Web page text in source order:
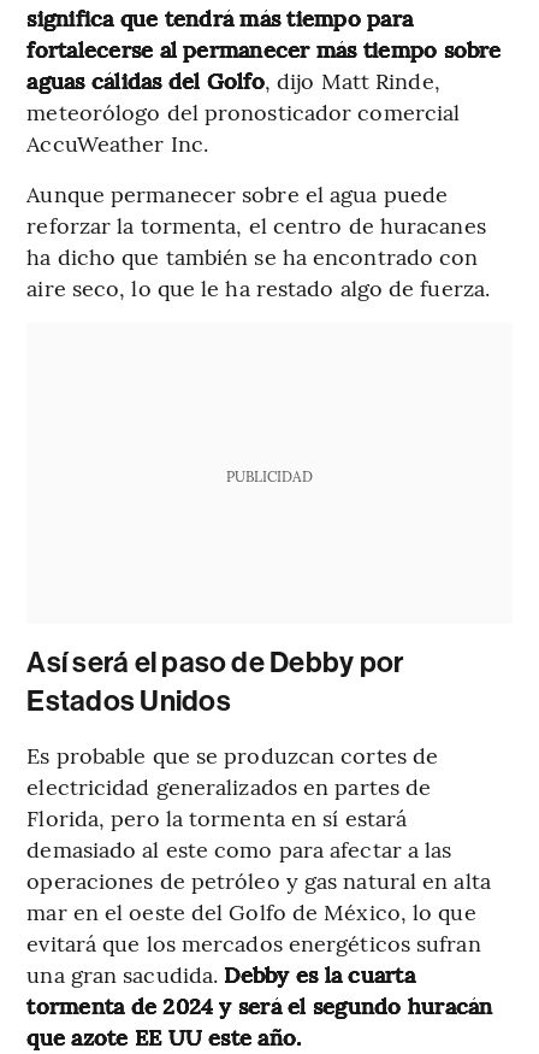
significa que tendrá más tiempo para
fortalecerse al permanecer más tiempo sobre
aguas cálidas del Golfo, dijo Matt Rinde,
meteorólogo del pronosticador comercial
AccuWeather Inc.
Aunque permanecer sobre el agua puede
reforzar la tormenta, el centro de huracanes
ha dicho que también se ha encontrado con
aire seco, lo que le ha restado algo de fuerza.
PUBLICIDAD
Así será el paso de Debby por
Estados Unidos
Es probable que se produzcan cortes de
electricidad generalizados en partes de
Florida, pero la tormenta en sí estará
demasiado al este como para afectar a las
operaciones de petróleo y gas natural en alta
mar en el oeste del Golfo de México, lo que
evitará que los mercados energéticos sufran
una gran sacudida. Debby es la cuarta
tormenta de 2024 y será el segundo huracán
que azote EE UU este año.